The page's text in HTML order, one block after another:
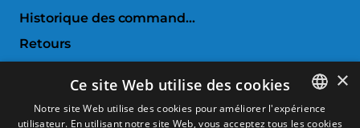
Historique des commandes
Retours
Comparer les produits
SPANISH
×
Ce site Web utilise des cookies
Notre site Web utilise des cookies pour améliorer l'expérience
utilisateur. En utilisant notre site Web, vous acceptez tous les cookies